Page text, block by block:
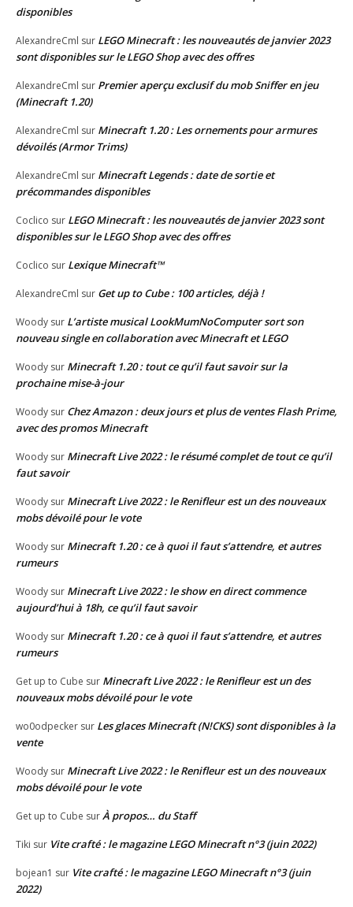
disponibles
AlexandreCml sur LEGO Minecraft : les nouveautés de janvier 2023
sont disponibles sur le LEGO Shop avec des offres
AlexandreCml sur Premier aperçu exclusif du mob Sniffer en jeu
(Minecraft 1.20)
AlexandreCml sur Minecraft 1.20 : Les ornements pour armures
dévoilés (Armor Trims)
AlexandreCml sur Minecraft Legends : date de sortie et
précommandes disponibles
Coclico sur LEGO Minecraft : les nouveautés de janvier 2023 sont
disponibles sur le LEGO Shop avec des offres
Coclico sur Lexique Minecraft™
AlexandreCml sur Get up to Cube : 100 articles, déjà !
Woody sur L’artiste musical LookMumNoComputer sort son
nouveau single en collaboration avec Minecraft et LEGO
Woody sur Minecraft 1.20 : tout ce qu’il faut savoir sur la
prochaine mise-à-jour
Woody sur Chez Amazon : deux jours et plus de ventes Flash Prime,
avec des promos Minecraft
Woody sur Minecraft Live 2022 : le résumé complet de tout ce qu’il
faut savoir
Woody sur Minecraft Live 2022 : le Renifleur est un des nouveaux
mobs dévoilé pour le vote
Woody sur Minecraft 1.20 : ce à quoi il faut s’attendre, et autres
rumeurs
Woody sur Minecraft Live 2022 : le show en direct commence
aujourd’hui à 18h, ce qu’il faut savoir
Woody sur Minecraft 1.20 : ce à quoi il faut s’attendre, et autres
rumeurs
Get up to Cube sur Minecraft Live 2022 : le Renifleur est un des
nouveaux mobs dévoilé pour le vote
wo0odpecker sur Les glaces Minecraft (N!CKS) sont disponibles à la
vente
Woody sur Minecraft Live 2022 : le Renifleur est un des nouveaux
mobs dévoilé pour le vote
Get up to Cube surÀ propos… du Staff
Tiki sur Vite crafté : le magazine LEGO Minecraft n°3 (juin 2022)
bojean1 sur Vite crafté : le magazine LEGO Minecraft n°3 (juin
2022)